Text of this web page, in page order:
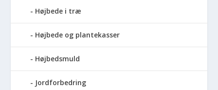
Højbede i træ
Højbede og plantekasser
Højbedsmuld
Jordforbedring